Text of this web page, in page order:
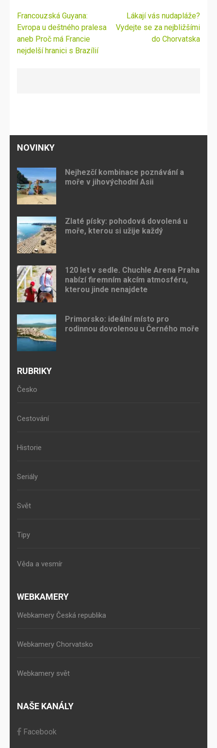
Navigace
pro
příspěvek
Francouzská Guyana:
Evropa u deštného pralesa
aneb Proč má Francie
nejdelší hranici s Brazílií
Lákají vás nudapláže?
Vydejte se za nejbližšími
do Chorvatska
NOVINKY
Nejhezčí kombinace poznávání a
moře v jihovýchodní Asii
Zlaté písky: pohodová dovolená u
moře, kterou si užije každý
120 let v sedle. Chuchle Arena Praha
nabízí firemním akcím atmosféru,
kterou jinde nenajdete
Primorsko: ideální místo pro
rodinnou dovolenou u Černého moře
RUBRIKY
Česko
Cestování
Historie
Seriály
Svět
Tipy
Věda a vesmír
WEBKAMERY
Webkamery Česká republika
Webkamery Chorvatsko
Webkamery svět
NAŠE KANÁLY
Facebook